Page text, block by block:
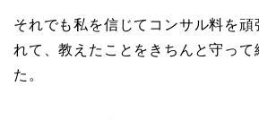
それでも私を信じてコンサル料を頑
れて、教えたことをきちんと守って
た。